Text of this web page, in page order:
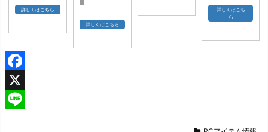
詳しくはこちら
詳しくはこちら
詳しくはこち
ら
F
aX